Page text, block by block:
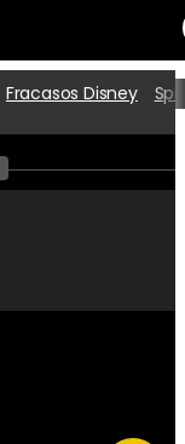
Películas
Fracasos Disney